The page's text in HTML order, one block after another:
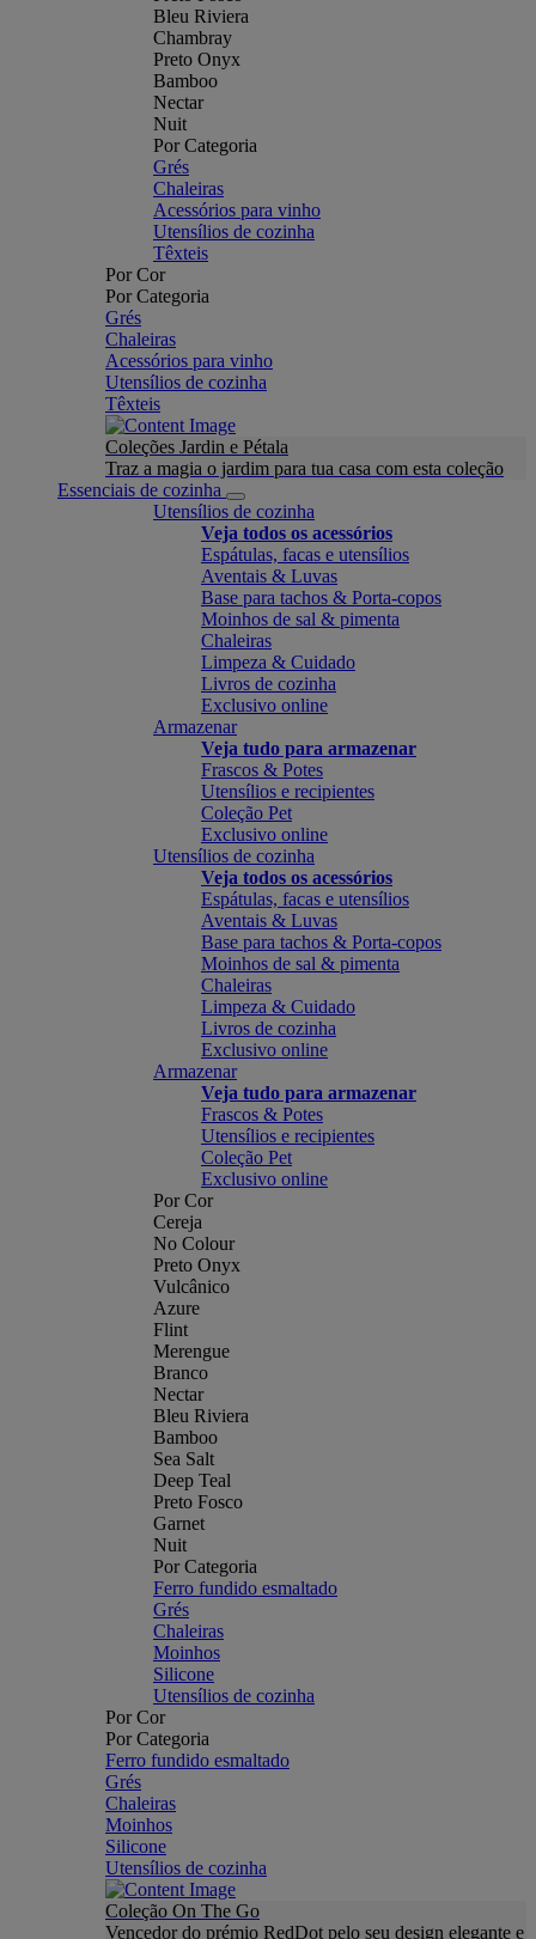
Bleu Riviera
Chambray
Preto Onyx
Bamboo
Nectar
Nuit
Por Categoria
Grés
Chaleiras
Acessórios para vinho
Utensílios de cozinha
Têxteis
Por Cor
Por Categoria
Grés
Chaleiras
Acessórios para vinho
Utensílios de cozinha
Têxteis
Coleções Jardin e Pétala
Traz a magia o jardim para tua casa com esta coleção
Essenciais de cozinha
Utensílios de cozinha
Veja todos os acessórios
Espátulas, facas e utensílios
Aventais & Luvas
Base para tachos & Porta-copos
Moinhos de sal & pimenta
Chaleiras
Limpeza & Cuidado
Livros de cozinha
Exclusivo online
Armazenar
Veja tudo para armazenar
Frascos & Potes
Utensílios e recipientes
Coleção Pet
Exclusivo online
Utensílios de cozinha
Veja todos os acessórios
Espátulas, facas e utensílios
Aventais & Luvas
Base para tachos & Porta-copos
Moinhos de sal & pimenta
Chaleiras
Limpeza & Cuidado
Livros de cozinha
Exclusivo online
Armazenar
Veja tudo para armazenar
Frascos & Potes
Utensílios e recipientes
Coleção Pet
Exclusivo online
Por Cor
Cereja
No Colour
Preto Onyx
Vulcânico
Azure
Flint
Merengue
Branco
Nectar
Bleu Riviera
Bamboo
Sea Salt
Deep Teal
Preto Fosco
Garnet
Nuit
Por Categoria
Ferro fundido esmaltado
Grés
Chaleiras
Moinhos
Silicone
Utensílios de cozinha
Por Cor
Por Categoria
Ferro fundido esmaltado
Grés
Chaleiras
Moinhos
Silicone
Utensílios de cozinha
Coleção On The Go
Vencedor do prémio RedDot pelo seu design elegante e